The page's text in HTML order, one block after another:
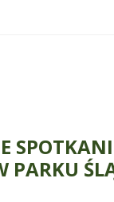
PARKU